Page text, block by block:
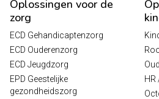
Oplossingen voor de
zorg
ECD Gehandicaptenzorg
ECD Ouderenzorg
ECD Jeugdzorg
EPD Geestelijke
gezondheidszorg
HR